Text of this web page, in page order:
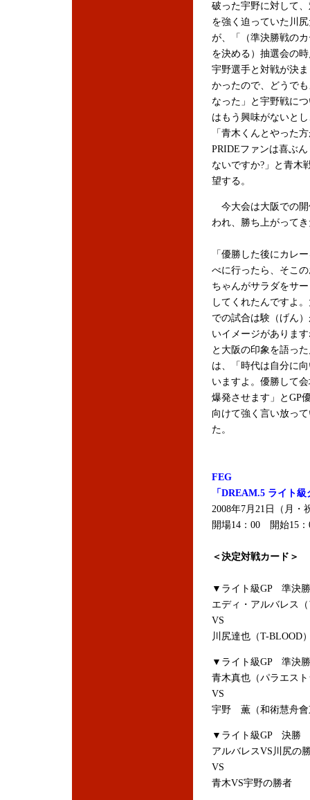
破った宇野に対して
を強く迫っていた川
が、「（準決勝戦の
を決める）抽選会の
宇野選手と対戦が決
かったので、どうで
なった」と宇野戦に
はもう興味がないと
「青木くんとやった
PRIDEファンは喜ぶん
ないですか?」と青木
望する。
今大会は大阪での開
われ、勝ち上がって
「優勝した後にカレ
べに行ったら、そこ
ちゃんがサラダをサ
してくれたんですよ
での試合は験（げん
いイメージがありま
と大阪の印象を語っ
は、「時代は自分に
いますよ。優勝して
爆発させます」とGP
向けて強く言い放っ
た。
FEG
「DREAM.5 ライト
2008年7月21日（月・
開場14：00 開始15：
＜決定対戦カード＞
▼ライト級GP 準決勝
エディ・アルバレス
VS
川尻達也（T-BLOOD
▼ライト級GP 準決勝
青木真也（パラエス
VS
宇野 薫（和術慧舟會
▼ライト級GP 決勝
アルバレスVS川尻の
VS
青木VS宇野の勝者